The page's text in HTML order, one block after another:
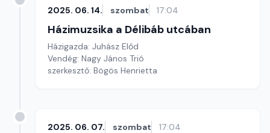
2025. 06. 14. szombat 17:04
Házimuzsika a Délibáb utcában
Házigazda: Juhász Előd
Vendég: Nagy János Trió
szerkesztő: Bögös Henrietta
2025. 06. 07. szombat 17:04